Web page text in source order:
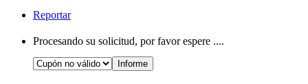
Reportar
Procesando su solicitud, por favor espere ....